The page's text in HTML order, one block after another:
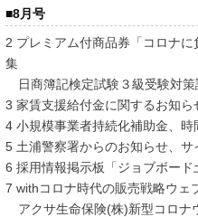
■8月号
2 プレミアム付商品券「コロナ
集
日商簿記検定試験３級受験対策
3 家賃支援給付金に関するお知ら
4 小規模事業者持続化補助金、
5 土浦警察署からのお知らせ、
6 採用情報掲示板「ジョブボード
7 withコロナ時代の販売戦略ウェ
アクサ生命保険(株)新型コロナ